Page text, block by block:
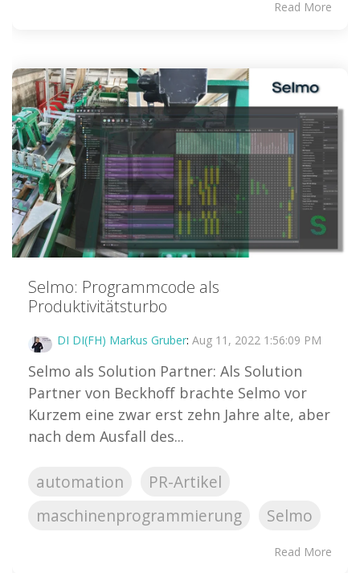
Read More
Selmo: Programmcode als
Produktivitätsturbo
DI DI(FH) Markus Gruber: Aug 11, 2022 1:56:09 PM
Selmo als Solution Partner: Als Solution
Partner von Beckhoff brachte Selmo vor
Kurzem eine zwar erst zehn Jahre alte, aber
nach dem Ausfall des...
automation
PR-Artikel
maschinenprogrammierung
Selmo
Read More